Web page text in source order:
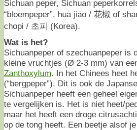
Sichuan peper, Sichuan
“bloempeper”, huā jiāo / 花椒 of
chopi / 초피 (Korea).
Wat is het?
Sichuanpeper of szechuanpeper is
kleine vruchtjes (Ø 2-3 mm) van
Zanthoxylum. In het Chinees heet
(“bergpeper”). Dit is ook de
Sichuanpeper heeft een geheel
te vergelijken is. Het is niet heet/
maar het heeft een droge
op de tong heeft. Een beetje alsof